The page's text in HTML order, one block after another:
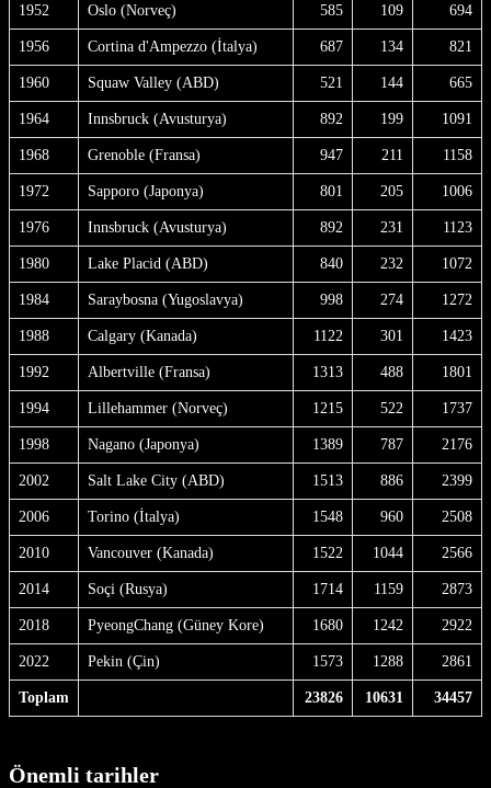
1952 Oslo (Norveç) 585 109 694
1956 Cortina d'Ampezzo (İtalya) 687 134 821
1960 Squaw Valley (ABD) 521 144 665
1964 Innsbruck (Avusturya) 892 199 1091
1968 Grenoble (Fransa) 947 211 1158
1972 Sapporo (Japonya) 801 205 1006
1976 Innsbruck (Avusturya) 892 231 1123
1980 Lake Placid (ABD) 840 232 1072
1984 Saraybosna (Yugoslavya) 998 274 1272
1988 Calgary (Kanada) 1122 301 1423
1992 Albertville (Fransa) 1313 488 1801
1994 Lillehammer (Norveç) 1215 522 1737
1998 Nagano (Japonya) 1389 787 2176
2002 Salt Lake City (ABD) 1513 886 2399
2006 Torino (İtalya) 1548 960 2508
2010 Vancouver (Kanada) 1522 1044 2566
2014 Soçi (Rusya) 1714 1159 2873
2018 PyeongChang (Güney Kore) 1680 1242 2922
2022 Pekin (Çin) 1573 1288 2861
Toplam 23826 10631 34457
Önemli tarihler